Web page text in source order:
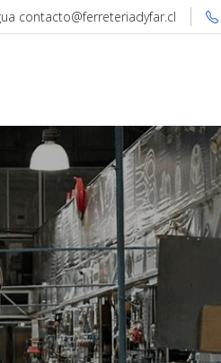
contacto@ferreteriadyfar.cl